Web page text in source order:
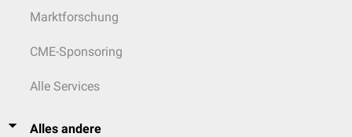
Marktforschung
CME-Sponsoring
Alle Services
Alles andere